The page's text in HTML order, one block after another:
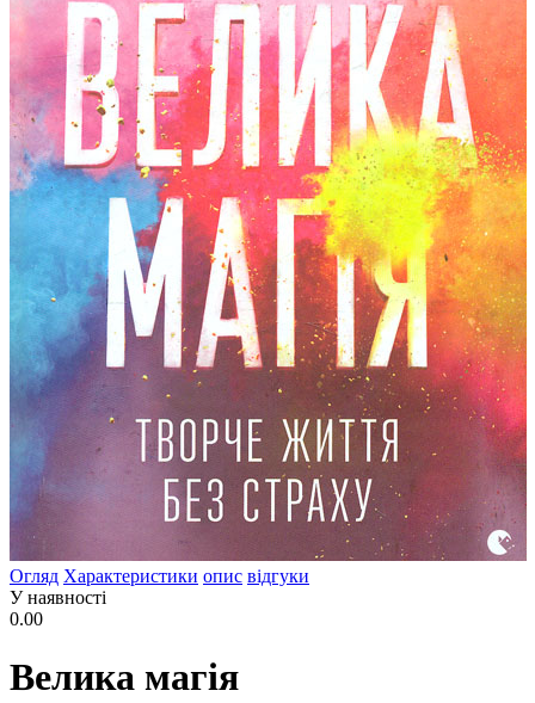
Огляд Характеристики опис відгуки
У наявності
0.00
Велика магія